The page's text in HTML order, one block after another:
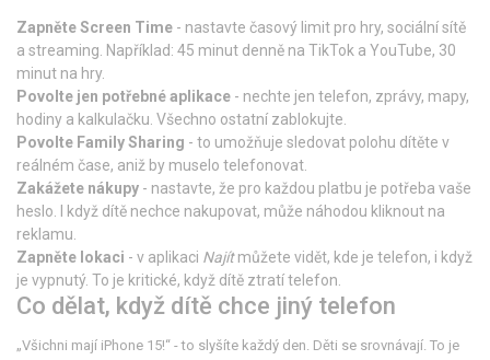
Zapněte Screen Time - nastavte časový limit pro hry, sociální sítě
a streaming. Například: 45 minut denně na TikTok a YouTube, 30
minut na hry.
Povolte jen potřebné aplikace - nechte jen telefon, zprávy, mapy,
hodiny a kalkulačku. Všechno ostatní zablokujte.
Povolte Family Sharing - to umožňuje sledovat polohu dítěte v
reálném čase, aniž by muselo telefonovat.
Zakážete nákupy - nastavte, že pro každou platbu je potřeba vaše
heslo. I když dítě nechce nakupovat, může náhodou kliknout na
reklamu.
Zapněte lokaci - v aplikaci Najítmůžete vidět, kde je telefon, i když
je vypnutý. To je kritické, když dítě ztratí telefon.
Co dělat, když dítě chce jiný telefon
„Všichni mají iPhone 15!“ - to slyšíte každý den. Děti se srovnávají. To je